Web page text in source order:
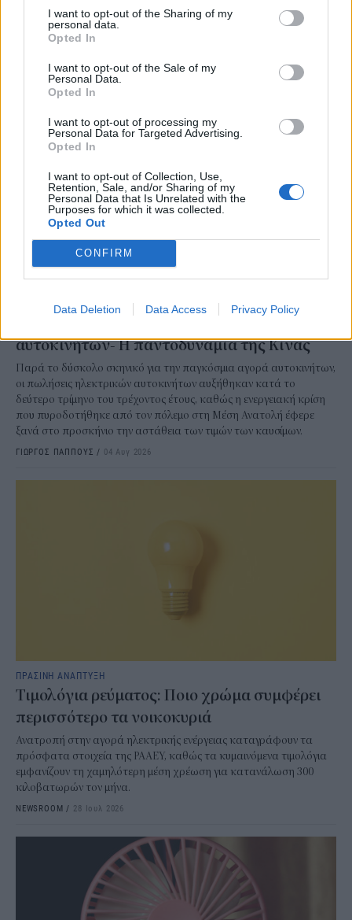
I want to opt-out of the Sharing of my
personal data.
Opted In
I want to opt-out of the Sale of my
Personal Data.
Opted In
I want to opt-out of processing my
Personal Data for Targeted Advertising.
Opted In
I want to opt-out of Collection, Use,
Retention, Sale, and/or Sharing of my
Personal Data that Is Unrelated with the
Purposes for which it was collected.
Opted Out
CONFIRM
Data Deletion Data Access Privacy Policy
Με το... σταγονόμετρο γίνονται οι όποιες μειώσεις των λιανικών
τιμών των καυσίμων, καθώς οι παλινωδίες στο μέτωπο του
Περσικού επιτείνουν-παρατείνουν τη νευρικότητα και
ΓΙΩΡΓΟΣ ΠΑΠΠΟΥΣ /07 Αυγ 2026
ΠΡΑΣΙΝΗ ΑΝΑΠΤΥΞΗ
αυτοκινήτων- Η παντοδυναμία της Κίνας
Παρά το δύσκολο σκηνικό για την παγκόσμια αγορά αυτοκινήτων,
οι πωλήσεις ηλεκτρικών αυτοκινήτων αυξήθηκαν κατά το
δεύτερο τρίμηνο του τρέχοντος έτους, καθώς η ενεργειακή κρίση
που πυροδοτήθηκε από τον πόλεμο στη Μέση Ανατολή έφερε
ξανά στο προσκήνιο την αστάθεια των τιμών των καυσίμων.
ΓΙΩΡΓΟΣ ΠΑΠΠΟΥΣ / 04 Αυγ 2026
ΠΡΑΣΙΝΗ ΑΝΑΠΤΥΞΗ
Τιμολόγια ρεύματος: Ποιο χρώμα συμφέρει
περισσότερο τα νοικοκυριά
Ανατροπή στην αγορά ηλεκτρικής ενέργειας καταγράφουν τα
πρόσφατα στοιχεία της ΡΑΑΕΥ, καθώς τα κυμαινόμενα τιμολόγια
εμφανίζουν τη χαμηλότερη μέση χρέωση για κατανάλωση 300
κιλοβατωρών τον μήνα.
NEWSROOM / 28 Ιουλ 2026